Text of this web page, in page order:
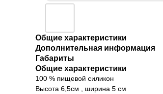
Общие характеристики
Дополнительная информация
Габариты
Общие характеристики
100 % пищевой силикон
Высота 6,5см , ширина 5 см